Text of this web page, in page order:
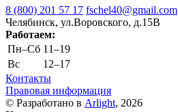
8 (800) 201 57 17 fschel40@gmail.com
Челябинск, ул.Воровского, д.15В
Работаем:
Пн–Cб 11–19
Вс
12–17
Контакты
Правовая информация
© Разработано в Arlight, 2026